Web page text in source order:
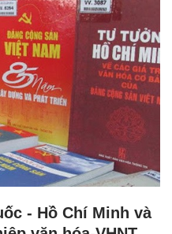
- Hồ Chí Minh và